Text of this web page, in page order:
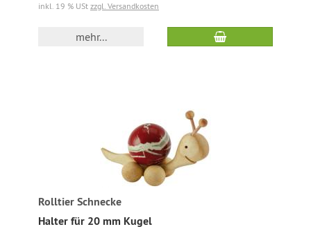
inkl. 19 % USt zzgl. Versandkosten
mehr...
Rolltier Schnecke
Halter für 20 mm Kugel